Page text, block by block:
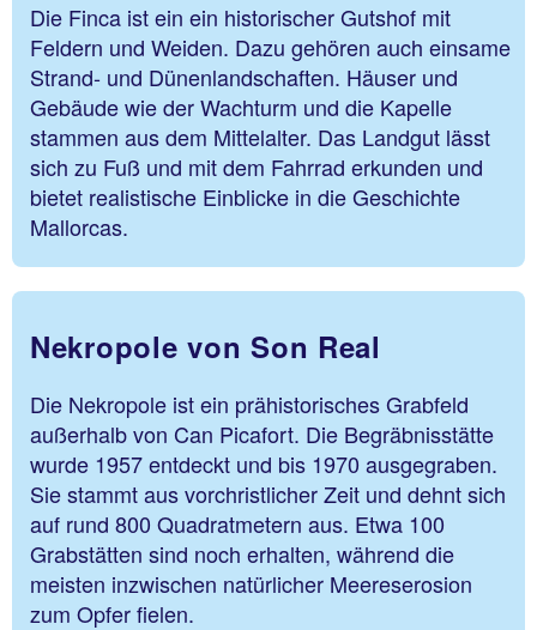
Die Finca ist ein ein historischer Gutshof mit
Feldern und Weiden. Dazu gehören auch einsame
Strand- und Dünenlandschaften. Häuser und
Gebäude wie der Wachturm und die Kapelle
stammen aus dem Mittelalter. Das Landgut lässt
sich zu Fuß und mit dem Fahrrad erkunden und
bietet realistische Einblicke in die Geschichte
Mallorcas.
Nekropole von Son Real
Die Nekropole ist ein prähistorisches Grabfeld
außerhalb von Can Picafort. Die Begräbnisstätte
wurde 1957 entdeckt und bis 1970 ausgegraben.
Sie stammt aus vorchristlicher Zeit und dehnt sich
auf rund 800 Quadratmetern aus. Etwa 100
Grabstätten sind noch erhalten, während die
meisten inzwischen natürlicher Meereserosion
zum Opfer fielen.